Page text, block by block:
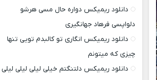
دانلود ریمیکس دواره حال مسی هرشو
دلواپسی فرهاد جهانگیری
دانلود ریمیکس انگاری تو کالبدم تویی تنها
چیزی که میتونم
دانلود ریمیکس دلتنگتم خیلی لیلی لیلی لیلی